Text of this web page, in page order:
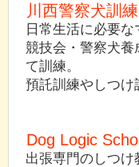
川西警察犬訓
日常生活に必要な
競技会・警察犬
て訓練。
預託訓練やしつけ
Dog Logic
出張専門のしつけ